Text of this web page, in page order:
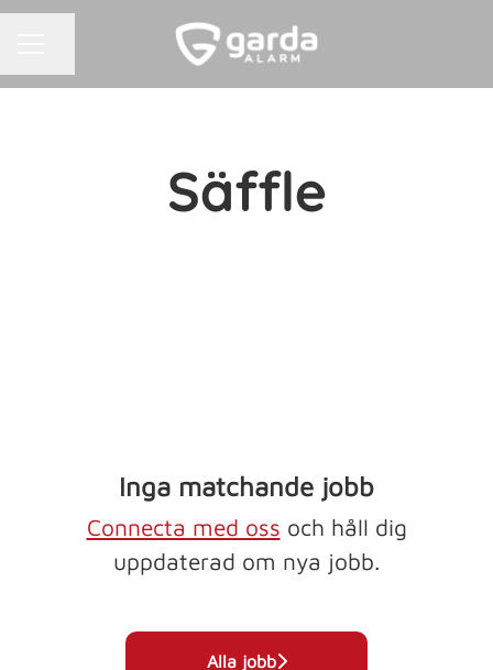
Säffle
Inga matchande jobb
Connecta med oss och håll dig
uppdaterad om nya jobb.
Alla jobb